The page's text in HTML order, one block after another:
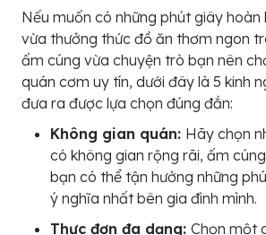
Nếu muốn có những phút giây hoàn
vừa thưởng thức đồ ăn thơm ngon
ấm cúng vừa chuyện trò bạn nên
quán cơm uy tín, dưới đây là 5 kinh
đưa ra được lựa chọn đúng đắn:
Không gian quán: Hãy chọn
có không gian rộng rãi, ấm
bạn có thể tận hưởng những
ý nghĩa nhất bên gia đình mình.
Thực đơn đa dạng: Chọn một